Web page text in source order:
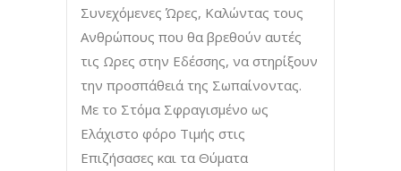
Συνεχόμενες Ώρες, Καλώντας τους
Ανθρώπους που θα βρεθούν αυτές
τις Ωρες στην Εδέσσης, να στηρίξουν
την προσπάθειά της Σωπαίνοντας.
Με το Στόμα Σφραγισμένο ως
Ελάχιστο φόρο Τιμής στις
Επιζήσασες και τα Θύματα